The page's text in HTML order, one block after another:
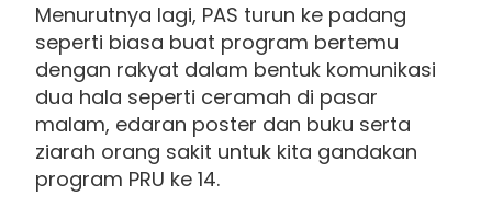
Menurutnya lagi, PAS turun ke padang
seperti biasa buat program bertemu
dengan rakyat dalam bentuk komunikasi
dua hala seperti ceramah di pasar
malam, edaran poster dan buku serta
ziarah orang sakit untuk kita gandakan
program PRU ke 14.